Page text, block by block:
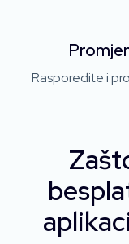
Rasporedite i